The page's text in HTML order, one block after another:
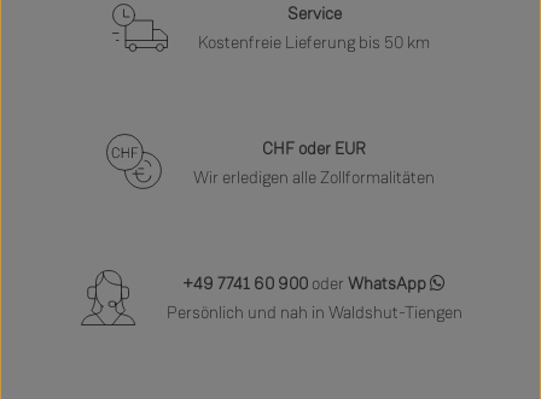
Service
Kostenfreie Lieferung bis 50 km
CHF oder EUR
Wir erledigen alle Zollformalitäten
+49 7741 60 900 oder WhatsApp
Persönlich und nah in Waldshut-Tiengen